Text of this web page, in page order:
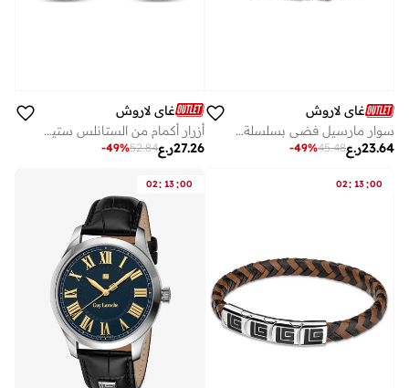
غاي لاروش
سوار مارسيل فضي بسلسلة وشعار للرجال
ر.ع23.64
45.48
-49%
غاي لاروش
أزرار أكمام من الستانلس ستيل
ر.ع27.26
52.84
-49%
02: 13:00
02: 13:00